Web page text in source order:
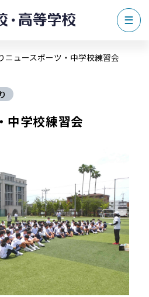
ニュースポーツ・中学校練習会
中学校練習会